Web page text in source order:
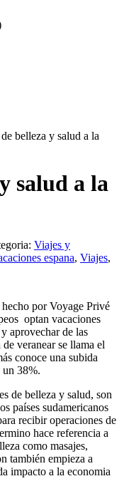
belleza y salud a la
salud a la
Viajes y
espana, Viajes,
por Voyage Privé
optan vacaciones
aprovechar de las
veranear se llama el
conoce una subida
un 38%.
de belleza y salud, son
países sudamericanos
recibir operaciones de
hace referencia a
como masajes,
también empieza a
impacto a la economia